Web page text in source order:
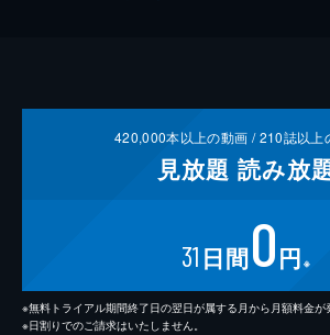
420,000本以上の動画 /210誌以上
見放題 読み放
31 日間0円 ※
※無料トライアル期間終了日の翌日が属する月から月額料金が
※日割りでのご請求はいたしません。